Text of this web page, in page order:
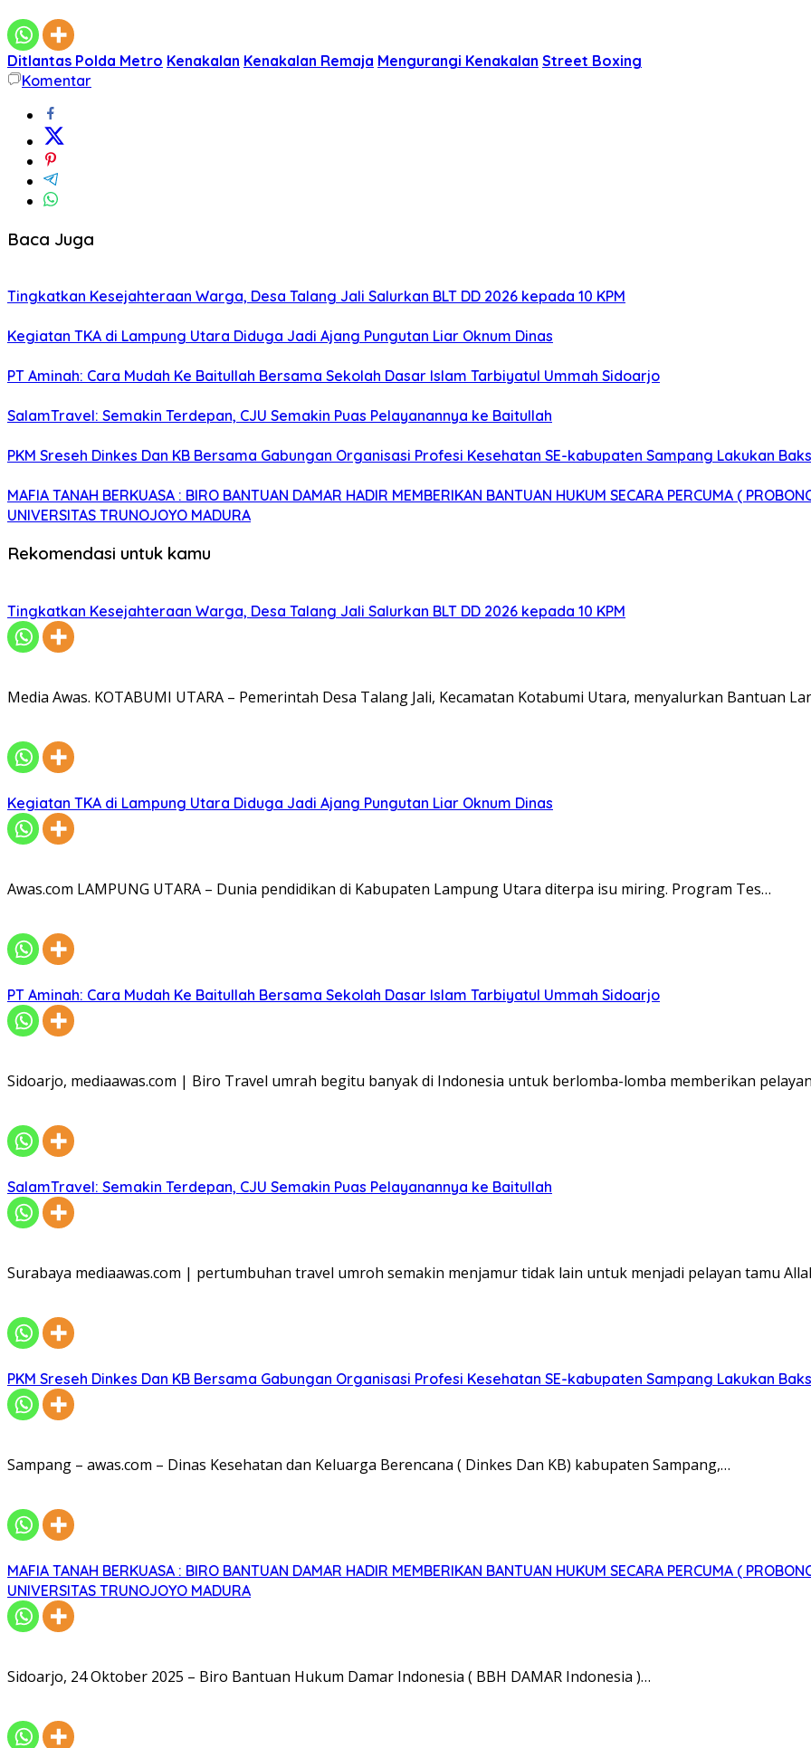
Ditlantas Polda Metro Kenakalan Kenakalan Remaja Mengurangi Kenakalan Street Boxing
Komentar
Baca Juga
Tingkatkan Kesejahteraan Warga, Desa Talang Jali Salurkan BLT DD 2026 kepada 10 KPM
Kegiatan TKA di Lampung Utara Diduga Jadi Ajang Pungutan Liar Oknum Dinas
PT Aminah: Cara Mudah Ke Baitullah Bersama Sekolah Dasar Islam Tarbiyatul Ummah Sidoarjo
SalamTravel: Semakin Terdepan, CJU Semakin Puas Pelayanannya ke Baitullah
PKM Sreseh Dinkes Dan KB Bersama Gabungan Organisasi Profesi Kesehatan SE-kabupaten Sampang Lakukan
MAFIA TANAH BERKUASA : BIRO BANTUAN DAMAR HADIR MEMBERIKAN BANTUAN HUKUM SECARA PERCUMA (
UNIVERSITAS TRUNOJOYO MADURA
Rekomendasi untuk kamu
Tingkatkan Kesejahteraan Warga, Desa Talang Jali Salurkan BLT DD 2026 kepada 10 KPM
Media Awas. KOTABUMI UTARA – Pemerintah Desa Talang Jali, Kecamatan Kotabumi Utara, menyalurkan Bantuan
Kegiatan TKA di Lampung Utara Diduga Jadi Ajang Pungutan Liar Oknum Dinas
Awas.com LAMPUNG UTARA – Dunia pendidikan di Kabupaten Lampung Utara diterpa isu miring. Program Tes…
PT Aminah: Cara Mudah Ke Baitullah Bersama Sekolah Dasar Islam Tarbiyatul Ummah Sidoarjo
Sidoarjo, mediaawas.com | Biro Travel umrah begitu banyak di Indonesia untuk berlomba-lomba memberikan
SalamTravel: Semakin Terdepan, CJU Semakin Puas Pelayanannya ke Baitullah
Surabaya mediaawas.com | pertumbuhan travel umroh semakin menjamur tidak lain untuk menjadi pelayan tamu
PKM Sreseh Dinkes Dan KB Bersama Gabungan Organisasi Profesi Kesehatan SE-kabupaten Sampang Lakukan
Sampang – awas.com – Dinas Kesehatan dan Keluarga Berencana ( Dinkes Dan KB) kabupaten Sampang,…
MAFIA TANAH BERKUASA : BIRO BANTUAN DAMAR HADIR MEMBERIKAN BANTUAN HUKUM SECARA PERCUMA (
UNIVERSITAS TRUNOJOYO MADURA
Sidoarjo, 24 Oktober 2025­ – Biro Bantuan Hukum Damar Indonesia ( BBH DAMAR Indonesia )…